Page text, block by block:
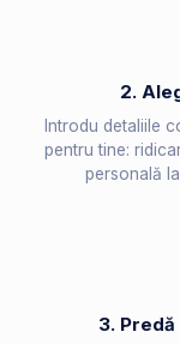
2.
Introdu detaliile
pentru tine:
personală
3.